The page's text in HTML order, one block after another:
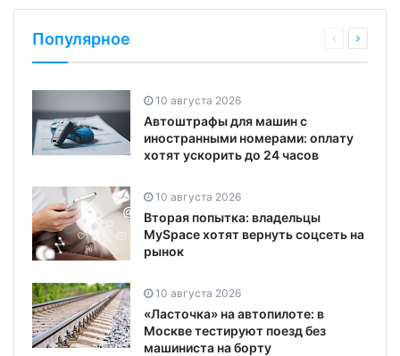
Популярное
10 августа 2026
Автоштрафы для машин с
иностранными номерами: оплату
хотят ускорить до 24 часов
10 августа 2026
Вторая попытка: владельцы
MySpace хотят вернуть соцсеть на
рынок
10 августа 2026
«Ласточка» на автопилоте: в
Москве тестируют поезд без
машиниста на борту